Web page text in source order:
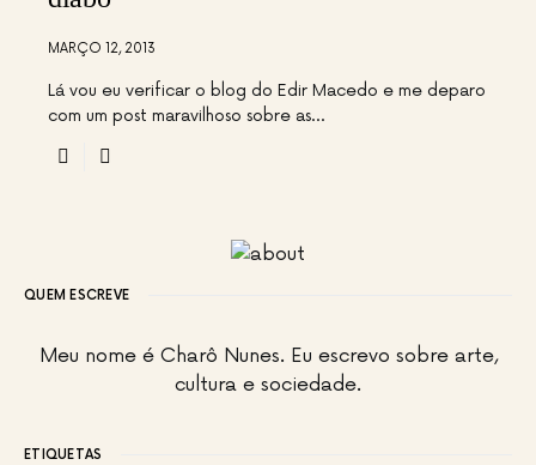
MARÇO 12, 2013
Lá vou eu verificar o blog do Edir Macedo e me deparo
com um post maravilhoso sobre as…
QUEM ESCREVE
Meu nome é Charô Nunes. Eu escrevo sobre arte,
cultura e sociedade.
ETIQUETAS